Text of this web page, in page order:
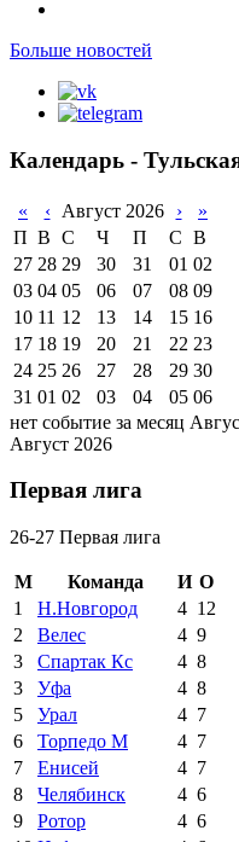
Больше новостей
Календарь -
« ‹ Август 2026 ›
»
П В С Ч П С В
27 28 29 30 31 01 02
03 04 05 06 07 08 09
10 11 12 13 14 15 16
17 18 19 20 21 22 23
24 25 26 27 28 29 30
31 01 02 03 04 05 06
нет событие за месяц
Август 2026
Первая лига
26-27 Первая лига
М Команда И О
1
Н.Новгород 4 12
2
Велес 4 9
3
Спартак Кс 4 8
3
Уфа 4 8
5
Урал 4 7
6
Торпедо М 4 7
7
Енисей 4 7
8
Челябинск 4 6
9
Ротор 4 6